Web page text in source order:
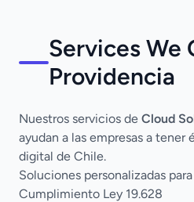
Services We
Providencia
Nuestros servicios de Cloud
ayudan a las empresas a tener
digital de Chile.
Soluciones personalizadas
Cumplimiento Ley 19.628